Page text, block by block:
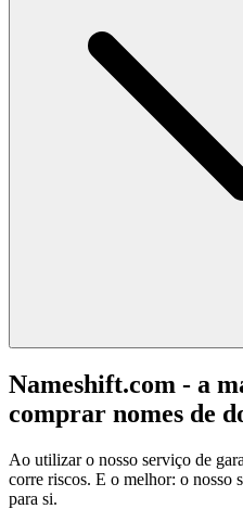
Nameshift.com - a
comprar nomes de
Ao utilizar o nosso serviço de
corre riscos. E o melhor: o nosso
para si.